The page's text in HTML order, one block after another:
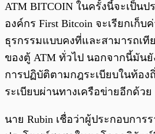
ATM BITCOIN ในครั้งนี้จะเป็น
องค์กร First Bitcoin จะเรียกเก็บ
ธุรกรรมแบบคงที่และสามารถเที
ของตู้ ATM ทั่วไป นอกจากนี้มัน
การปฏิบัติตามกฎระเบียบในท้อ
ระเบียบผ่านทางเครือข่ายอีกด้วย
นาย Rubin เชื่อว่าผู้ประกอบการ